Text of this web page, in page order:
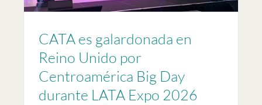
CATA es galardonada en
Reino Unido por
Centroamérica Big Day
durante LATA Expo 2026